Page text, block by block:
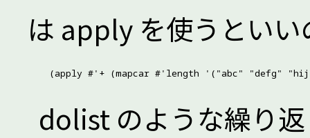
は apply を使うといい
dolist のような繰り